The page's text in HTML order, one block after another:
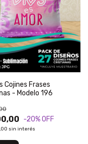
Cojines Frases
- Modelo 196
-20% OFF
sin interés